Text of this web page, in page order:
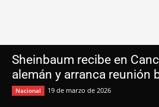
Sheinbaum recibe en
alemán y arranca reunión
Nacional 19 de marzo de 2026